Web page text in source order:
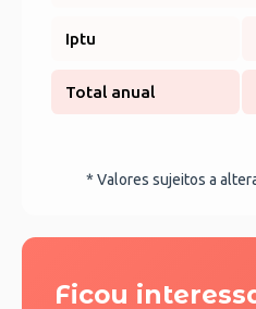
Iptu
Total anual
* Valores sujeitos a
Ficou